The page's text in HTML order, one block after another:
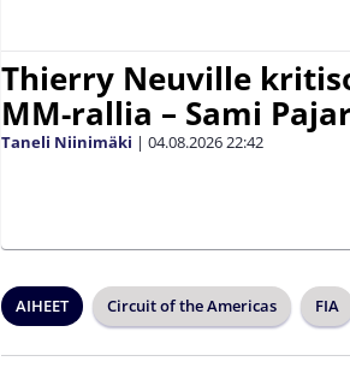
Thierry Neuville
MM-rallia – Sami
Taneli Niinimäki | 04.08.202622:42
AIHEET Circuit of the Americas FIA